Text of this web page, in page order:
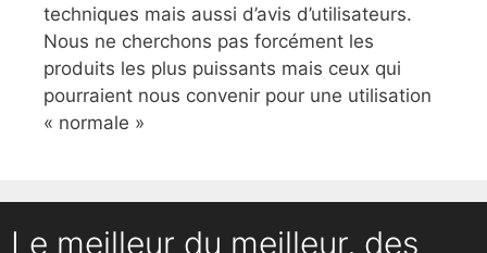
techniques mais aussi d’avis d’utilisateurs.
Nous ne cherchons pas forcément les
produits les plus puissants mais ceux qui
pourraient nous convenir pour une utilisation
« normale »
Le meilleur du meilleur, des